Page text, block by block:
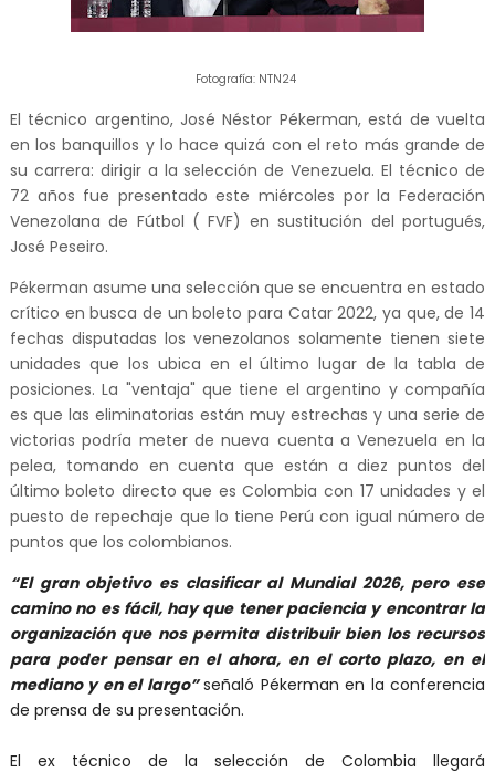
Fotografía: NTN24
El técnico argentino, José Néstor Pékerman, está de vuelta
en los banquillos y lo hace quizá con el reto más grande de
su carrera: dirigir a la selección de Venezuela. El técnico de
72 años fue presentado este miércoles por la Federación
Venezolana de Fútbol ( FVF) en sustitución del portugués,
José Peseiro.
Pékerman asume una selección que se encuentra en estado
crítico en busca de un boleto para Catar 2022, ya que, de 14
fechas disputadas los venezolanos solamente tienen siete
unidades que los ubica en el último lugar de la tabla de
posiciones. La "ventaja" que tiene el argentino y compañía
es que las eliminatorias están muy estrechas y una serie de
victorias podría meter de nueva cuenta a Venezuela en la
pelea, tomando en cuenta que están a diez puntos del
último boleto directo que es Colombia con 17 unidades y el
puesto de repechaje que lo tiene Perú con igual número de
puntos que los colombianos.
“El gran objetivo es clasificar al Mundial 2026, pero ese
camino no es fácil, hay que tener paciencia y encontrar la
organización que nos permita distribuir bien los recursos
para poder pensar en el ahora, en el corto plazo, en el
mediano y en el largo”señaló Pékerman en la conferencia
de prensa de su presentación.
El ex técnico de la selección de Colombia llegará